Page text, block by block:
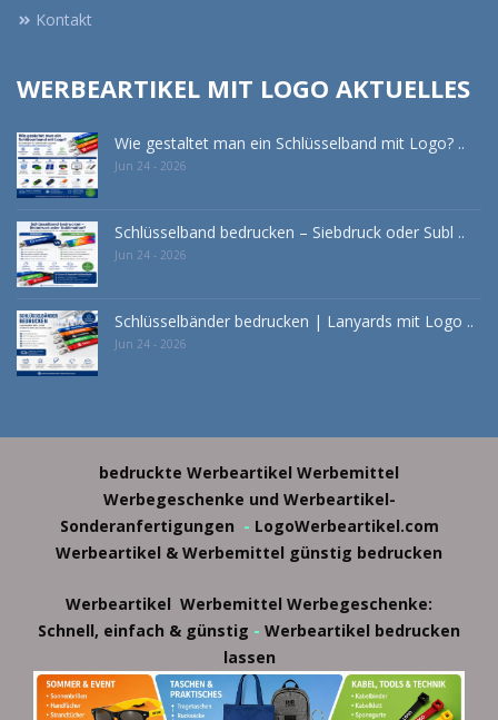
Kontakt
WERBEARTIKEL MIT LOGO AKTUELLES
Wie gestaltet man ein Schlüsselband mit Logo? ..
Jun 24 - 2026
Schlüsselband bedrucken – Siebdruck oder Subl ..
Jun 24 - 2026
Schlüsselbänder bedrucken | Lanyards mit Logo ..
Jun 24 - 2026
bedruckte Werbeartikel Werbemittel
Werbegeschenke und Werbeartikel-
Sonderanfertigungen - LogoWerbeartikel.com
Werbeartikel & Werbemittel günstig bedrucken
Werbeartikel Werbemittel Werbegeschenke:
Schnell, einfach & günstig - Werbeartikel bedrucken
lassen